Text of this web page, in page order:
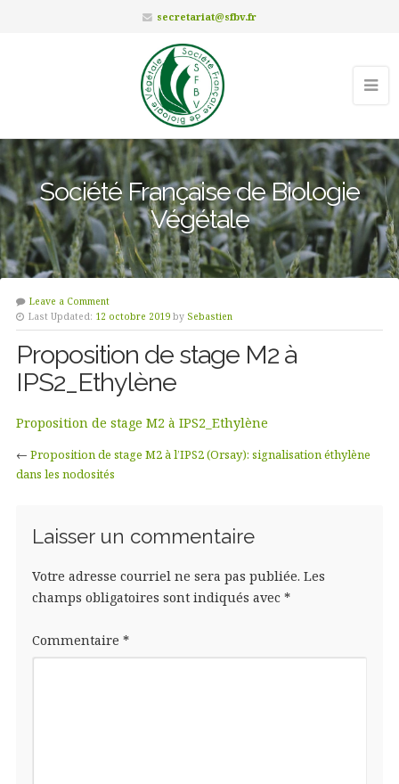
secretariat@sfbv.fr
Société Française de Biologie
Végétale
Leave a Comment
Last Updated: 12 octobre 2019 by Sebastien
Proposition de stage M2 à
IPS2_Ethylène
Proposition de stage M2 à IPS2_Ethylène
← Proposition de stage M2 à l’IPS2 (Orsay): signalisation éthylène
dans les nodosités
Laisser un commentaire
Votre adresse courriel ne sera pas publiée. Les
champs obligatoires sont indiqués avec *
Commentaire *